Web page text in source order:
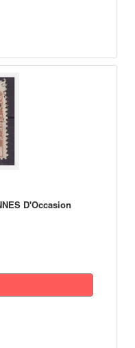
D'Occasion